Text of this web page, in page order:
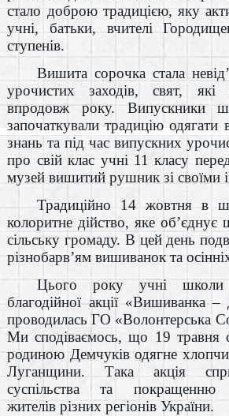
стало доброю традицією, яку
учні, батьки, вчителі
ступенів.
Вишита сорочка стала
урочистих заходів, свят, які
впродовж року. Випускники
започаткували традицію
знань та під час випускних
про свій клас учні 11 класу
музей вишитий рушник зі своїми
Традиційно 14 жовтня в
колоритне дійство, яке об’єднує
сільську громаду. В цей день
різнобарв’ям вишиванок та
Цього року учні школи
благодійної акції «Вишиванка
проводилась ГО «Волонтерська
Ми сподіваємось, що 19 травня
родиною Демчуків одягне
Луганщини. Така акція
суспільства та покращенню
жителів різних регіонів України.